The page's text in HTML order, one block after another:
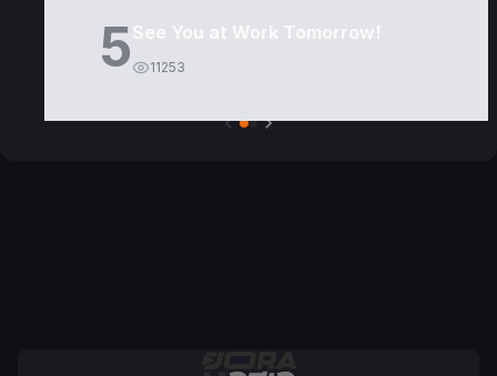
5See You at Work Tomorrow!
11253